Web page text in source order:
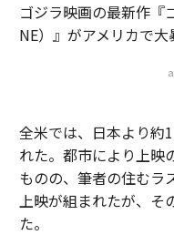
ゴジラ映画の最新作『
NE）』がアメリカで大
全米では、日本より約
れた。都市により上映
ものの、筆者の住むラ
上映が組まれたが、そ
た。